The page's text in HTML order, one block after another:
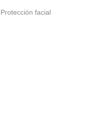
Protección facial